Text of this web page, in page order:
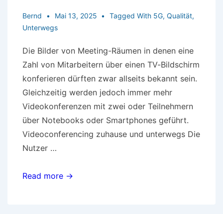
Bernd Mai 13, 2025 Tagged With 5G,Qualität,
Unterwegs
Die Bilder von Meeting-Räumen in denen eine
Zahl von Mitarbeitern über einen TV-Bildschirm
konferieren dürften zwar allseits bekannt sein.
Gleichzeitig werden jedoch immer mehr
Videokonferenzen mit zwei oder Teilnehmern
über Notebooks oder Smartphones geführt.
Videoconferencing zuhause und unterwegs Die
Nutzer …
Mobile
Read more →